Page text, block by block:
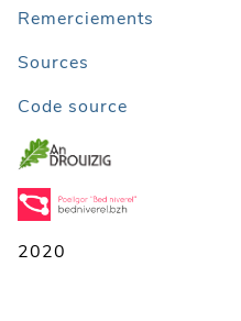
Remerciements
Sources
Code source
2020